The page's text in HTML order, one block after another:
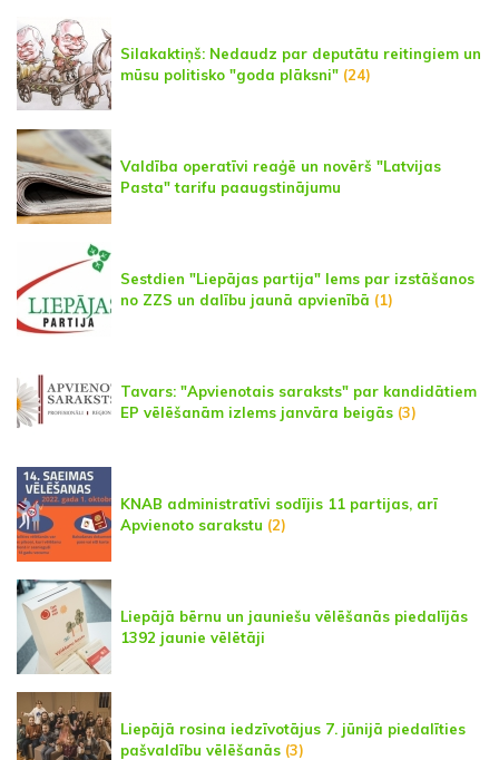
Silakaktiņš: Nedaudz par deputātu reitingiem un
mūsu politisko "goda plāksni" (24)
Valdība operatīvi reaģē un novērš "Latvijas
Pasta" tarifu paaugstinājumu
Sestdien "Liepājas partija" lems par izstāšanos
no ZZS un dalību jaunā apvienībā (1)
Tavars: "Apvienotais saraksts" par kandidātiem
EP vēlēšanām izlems janvāra beigās (3)
KNAB administratīvi sodījis 11 partijas, arī
Apvienoto sarakstu (2)
Liepājā bērnu un jauniešu vēlēšanās piedalījās
1392 jaunie vēlētāji
Liepājā rosina iedzīvotājus 7. jūnijā piedalīties
pašvaldību vēlēšanās (3)